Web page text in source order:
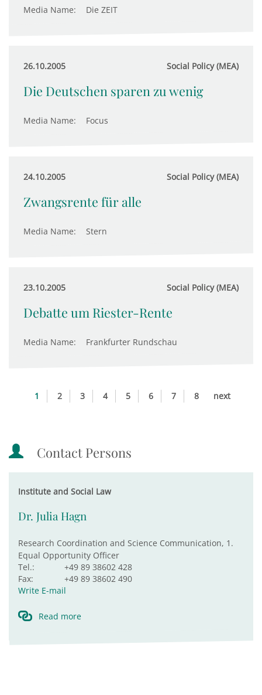
Media Name: Die ZEIT
26.10.2005 Social Policy (MEA)
Die Deutschen sparen zu wenig
Media Name: Focus
24.10.2005 Social Policy (MEA)
Zwangsrente für alle
Media Name: Stern
23.10.2005 Social Policy (MEA)
Debatte um Riester-Rente
Media Name: Frankfurter Rundschau
1 2 3 4 5 6 7 8 next
Contact Persons
Institute and Social Law
Dr. Julia Hagn
Research Coordination and Science Communication, 1.
Equal Opportunity Officer
Tel.:
+49 89 38602 428
Fax:
+49 89 38602 490
Write E-mail
Read more